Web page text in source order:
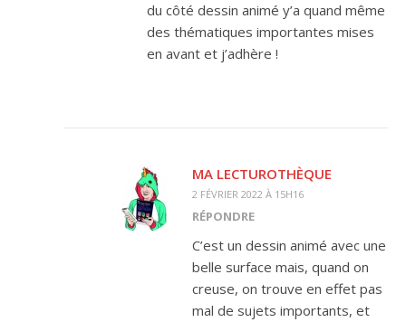
du côté dessin animé y’a quand même
des thématiques importantes mises
en avant et j’adhère !
MA LECTUROTHÈQUE
2 FÉVRIER 2022 À 15H16
RÉPONDRE
C’est un dessin animé avec une
belle surface mais, quand on
creuse, on trouve en effet pas
mal de sujets importants, et